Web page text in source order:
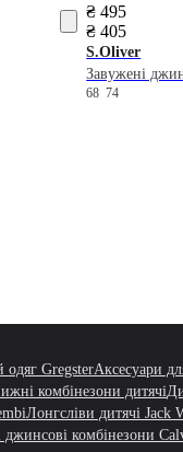
₴ 495
₴ 405
S.Oliver
Завужені
6874
GregsterАксесуари
комбінезони дитячі
Лонгсліви дитячі Jack
джинсові комбінезони